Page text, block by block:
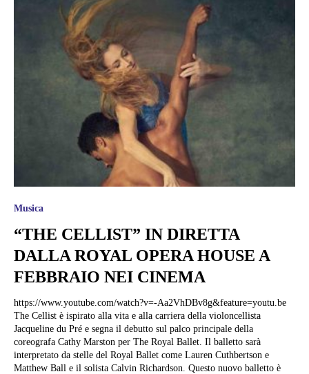
Musica
“THE CELLIST” IN DIRETTA
DALLA ROYAL OPERA HOUSE A
FEBBRAIO NEI CINEMA
https://www.youtube.com/watch?v=-Aa2VhDBv8g&feature=youtu.be
The Cellist è ispirato alla vita e alla carriera della violoncellista
Jacqueline du Pré e segna il debutto sul palco principale della
coreografa Cathy Marston per The Royal Ballet. Il balletto sarà
interpretato da stelle del Royal Ballet come Lauren Cuthbertson e
Matthew Ball e il solista Calvin Richardson. Questo nuovo balletto è